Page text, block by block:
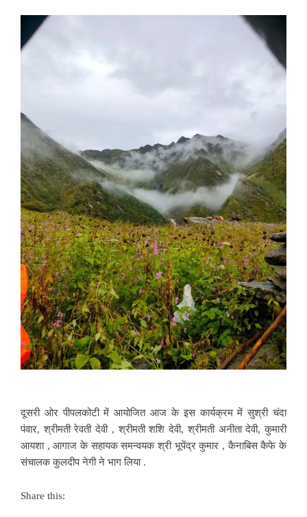
दूसरी ओर पीपलकोटी में आयोजित आज के इस कार्यक्रम में सुश्री चंदा
पंवार, श्रीमती रेवती देवी , श्रीमती शशि देवी, श्रीमती अनीता देवी, कुमारी
आयशा , आगाज के सहायक समन्वयक श्री भूपेंद्र कुमार , कैनाबिस कैफे के
संचालक कुलदीप नेगी ने भाग लिया .
Share this: